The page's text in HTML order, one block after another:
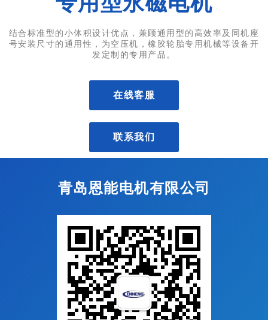
结合标准型的小体积设计优点，兼顾通用型的高效率及同机座
号安装尺寸的通用性，为空压机，橡胶轮胎专用机械等设备开
发定制的专用产品。
在线客服
联系我们
青岛恩能电机有限公司